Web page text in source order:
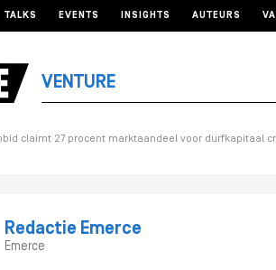
TALKS EVENTS INSIGHTS AUTEURS
VENTURE
claimt 27 procent marktaandeel voor durfkapitaal
Redactie Emerce
Emerce